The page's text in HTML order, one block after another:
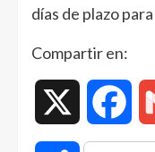
días de plazo
Compartir en: